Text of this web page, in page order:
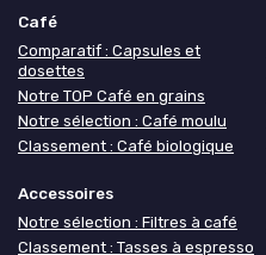
Café
Comparatif : Capsules et
dosettes
Notre TOP Café en grains
Notre sélection : Café moulu
Classement : Café biologique
Accessoires
Notre sélection : Filtres à café
Classement : Tasses à espresso